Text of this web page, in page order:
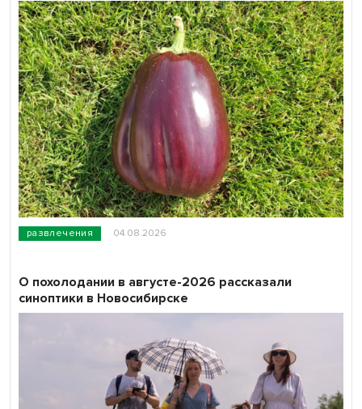
развлечения 04.08.2026
О похолодании в августе-2026 рассказали
синоптики в Новосибирске